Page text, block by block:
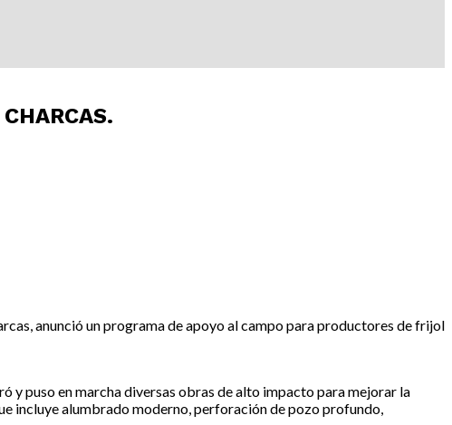
anunció un programa de apoyo al campo para productores de frijol
y puso en marcha diversas obras de alto impacto para mejorar la
incluye alumbrado moderno, perforación de pozo profundo,